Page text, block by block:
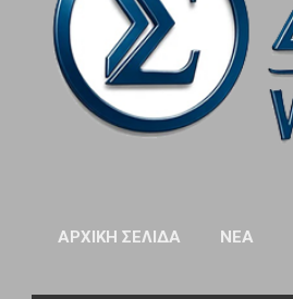
ΑΡΧΙΚΉ ΣΕΛΊΔΑ NΈΑ